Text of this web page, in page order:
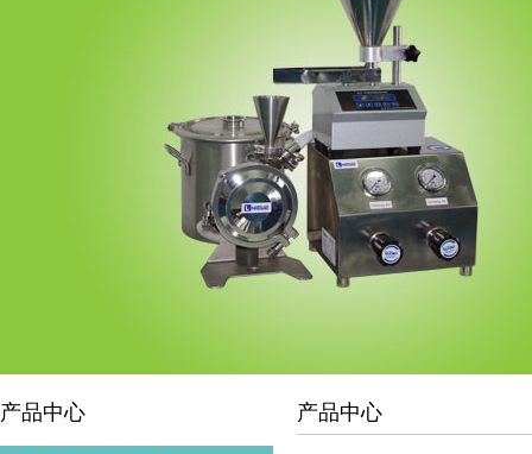
产品中心 产品中心